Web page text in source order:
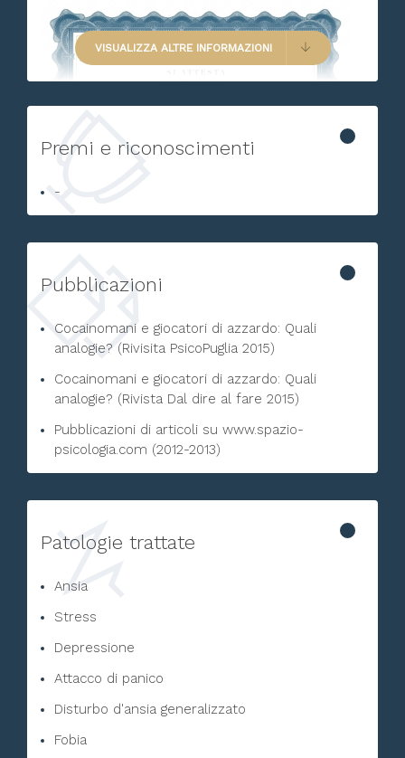
VISUALIZZA ALTRE INFORMAZIONI
Premi e riconoscimenti
-
Pubblicazioni
Cocainomani e giocatori di azzardo: Quali
analogie? (Rivisita PsicoPuglia 2015)
Cocainomani e giocatori di azzardo: Quali
analogie? (Rivista Dal dire al fare 2015)
Pubblicazioni di articoli su www.spazio-
psicologia.com (2012-2013)
Patologie trattate
Ansia
Stress
Depressione
Attacco di panico
Disturbo d'ansia generalizzato
Fobia